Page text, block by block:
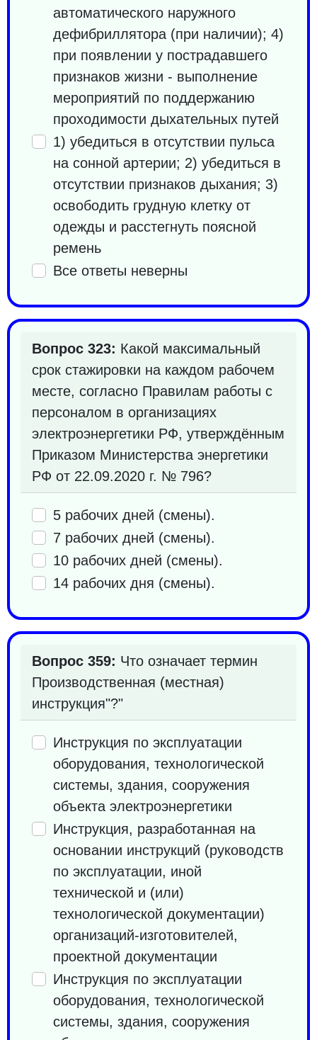
автоматического наружного
дефибриллятора (при наличии); 4)
при появлении у пострадавшего
признаков жизни - выполнение
мероприятий по поддержанию
проходимости дыхательных путей
1) убедиться в отсутствии пульса
на сонной артерии; 2) убедиться в
отсутствии признаков дыхания; 3)
освободить грудную клетку от
одежды и расстегнуть поясной
ремень
Все ответы неверны
Вопрос 323: Какой максимальный
срок стажировки на каждом рабочем
месте, согласно Правилам работы с
персоналом в организациях
электроэнергетики РФ, утверждённым
Приказом Министерства энергетики
РФ от 22.09.2020 г. № 796?
5 рабочих дней (смены).
7 рабочих дней (смены).
10 рабочих дней (смены).
14 рабочих дня (смены).
Вопрос 359: Что означает термин
Производственная (местная)
инструкция"?"
Инструкция по эксплуатации
оборудования, технологической
системы, здания, сооружения
объекта электроэнергетики
Инструкция, разработанная на
основании инструкций (руководств
по эксплуатации, иной
технической и (или)
технологической документации)
организаций-изготовителей,
проектной документации
Инструкция по эксплуатации
оборудования, технологической
системы, здания, сооружения